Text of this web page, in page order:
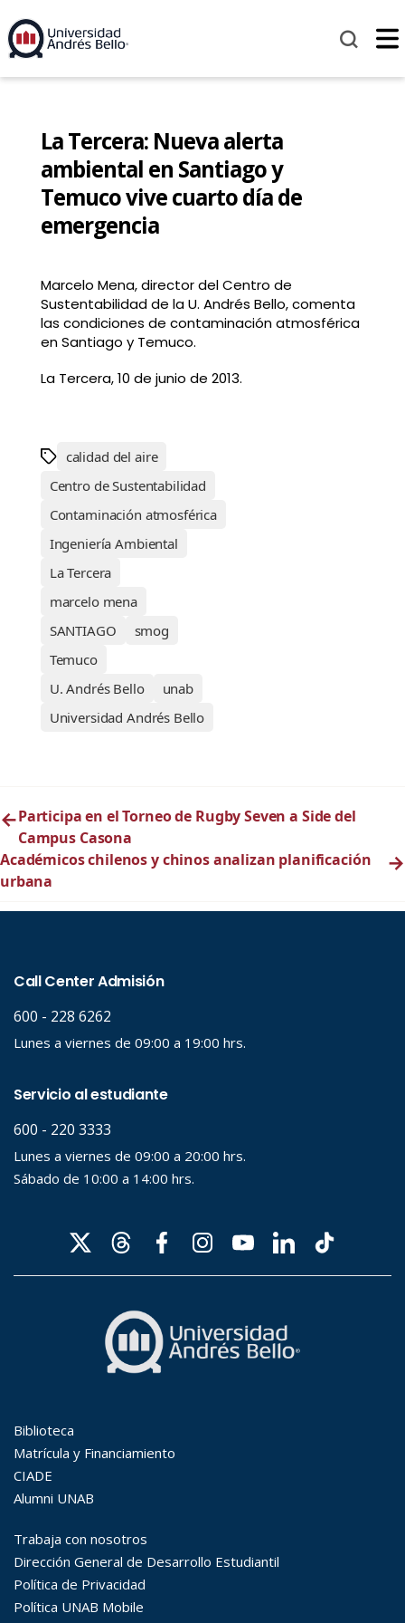
La Tercera: Nueva alerta
ambiental en Santiago y
Temuco vive cuarto día de
emergencia
Marcelo Mena, director del Centro de
Sustentabilidad de la U. Andrés Bello, comenta
las condiciones de contaminación atmosférica
en Santiago y Temuco.
La Tercera, 10 de junio de 2013.
calidad del aire
Centro de Sustentabilidad
Contaminación atmosférica
Ingeniería Ambiental
La Tercera
marcelo mena
SANTIAGO
smog
Temuco
U. Andrés Bello
unab
Universidad Andrés Bello
←Participa en el Torneo de Rugby Seven a Side del
Campus Casona
Académicos chilenos y chinos analizan planificación
urbana
→